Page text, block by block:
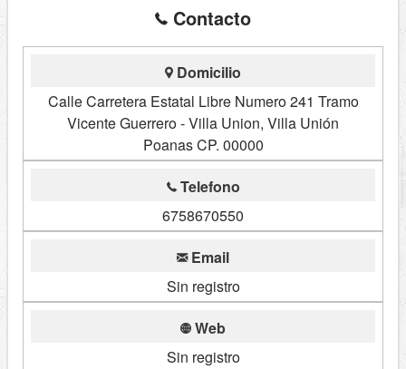
Contacto
Domicilio
Calle Carretera Estatal Libre Numero 241 Tramo
Vicente Guerrero - Villa Union, Villa Unión
Poanas CP. 00000
Telefono
6758670550
Email
Sin registro
Web
Sin registro